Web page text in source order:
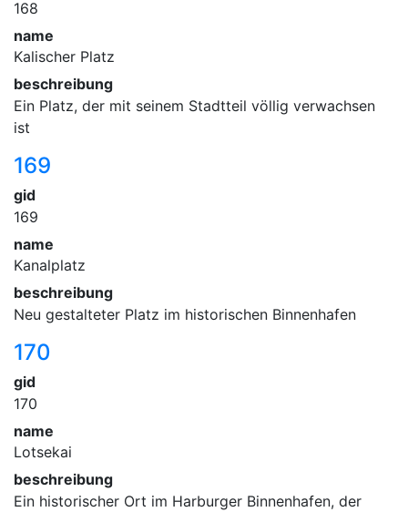
168
name
Kalischer Platz
beschreibung
Ein Platz, der mit seinem Stadtteil völlig verwachsen
ist
169
gid
169
name
Kanalplatz
beschreibung
Neu gestalteter Platz im historischen Binnenhafen
170
gid
170
name
Lotsekai
beschreibung
Ein historischer Ort im Harburger Binnenhafen, der